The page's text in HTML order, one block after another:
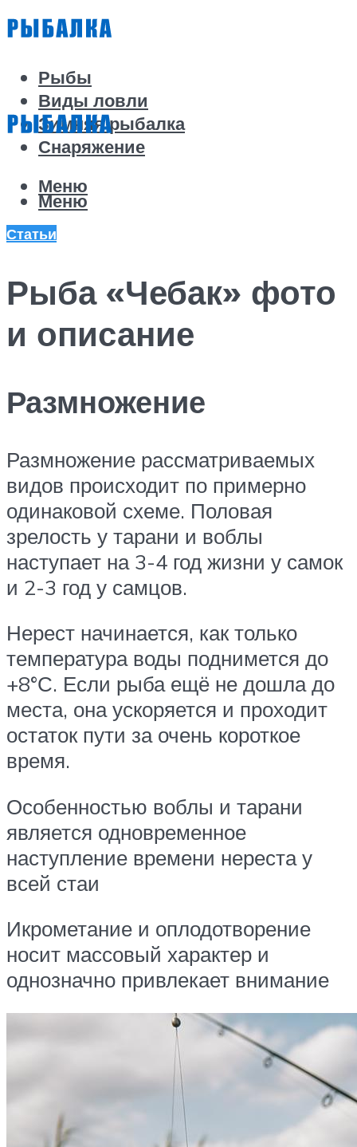
Рыбы
Виды ловли
Зимняя рыбалка
Снаряжение
Меню
Меню
Статьи
Рыба «Чебак» фото
и описание
Размножение
Размножение рассматриваемых
видов происходит по примерно
одинаковой схеме. Половая
зрелость у тарани и воблы
наступает на 3-4 год жизни у самок
и 2-3 год у самцов.
Нерест начинается, как только
температура воды поднимется до
+8°С. Если рыба ещё не дошла до
места, она ускоряется и проходит
остаток пути за очень короткое
время.
Особенностью воблы и тарани
является одновременное
наступление времени нереста у
всей стаи
Икрометание и оплодотворение
носит массовый характер и
однозначно привлекает внимание